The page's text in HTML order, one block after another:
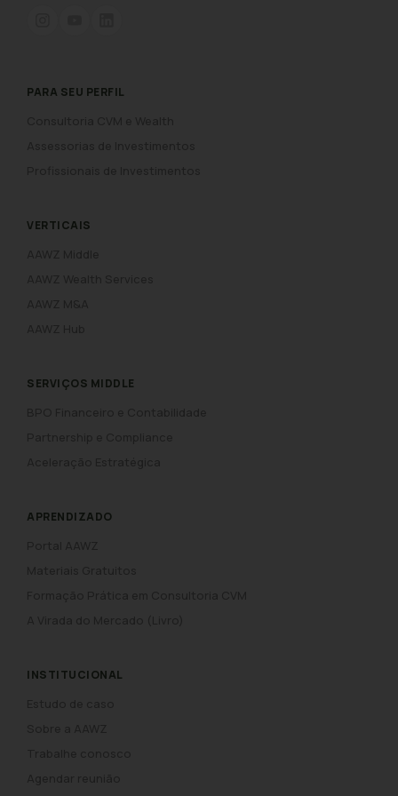
PARA SEU PERFIL
VERTICAIS
SERVIÇOS MIDDLE
APRENDIZADO
INSTITUCIONAL